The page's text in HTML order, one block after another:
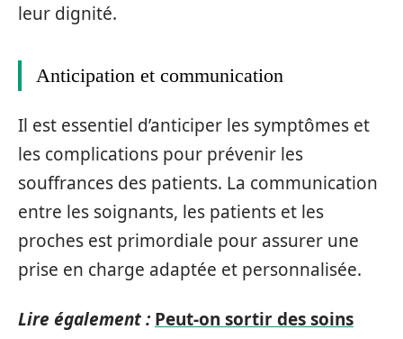
leur dignité.
Anticipation et communication
Il est essentiel d’anticiper les symptômes et
les complications pour prévenir les
souffrances des patients. La communication
entre les soignants, les patients et les
proches est primordiale pour assurer une
prise en charge adaptée et personnalisée.
Lire également : Peut-on sortir des soins